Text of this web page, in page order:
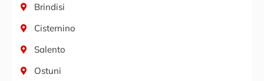
Brindisi
Cisternino
Salento
Ostuni